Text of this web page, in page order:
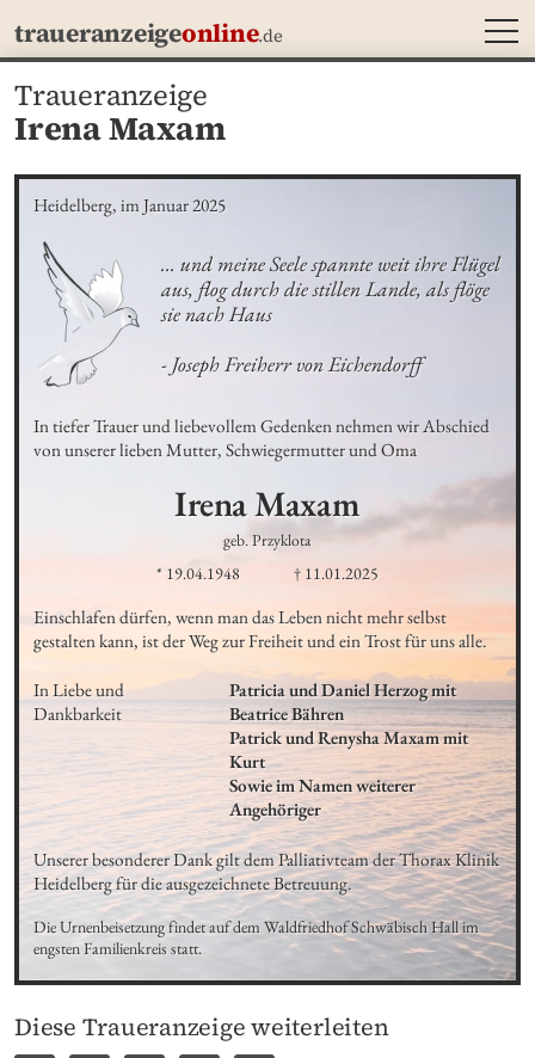
traueranzeigeonline.de
Traueranzeige
Irena Maxam
Heidelberg, im Januar 2025
... und meine Seele spannte weit ihre Flügel
aus, flog durch die stillen Lande, als flöge
sie nach Haus
- Joseph Freiherr von Eichendorff
In tiefer Trauer und liebevollem Gedenken nehmen wir Abschied
von unserer lieben Mutter, Schwiegermutter und Oma
IrenaMaxam
geb. Przyklota
* 19.04.1948
† 11.01.2025
Einschlafen dürfen, wenn man das Leben nicht mehr selbst
gestalten kann, ist der Weg zur Freiheit und ein Trost für uns alle.
In Liebe und
Dankbarkeit
Patricia und Daniel Herzog mit
Beatrice Bähren
Patrick und Renysha Maxam mit
Kurt
Sowie im Namen weiterer
Angehöriger
Unserer besonderer Dank gilt dem Palliativteam der Thorax Klinik
Heidelberg für die ausgezeichnete Betreuung.
Die Urnenbeisetzung findet auf dem Waldfriedhof Schwäbisch Hall im
engsten Familienkreis statt.
Diese Traueranzeige weiterleiten